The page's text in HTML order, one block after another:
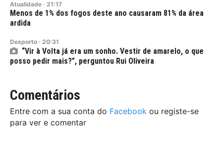
Atualidade · 21:17
Menos de 1% dos fogos deste ano causaram 81% da área
ardida
Desporto · 20:31
“Vir à Volta já era um sonho. Vestir de amarelo, o que
posso pedir mais?”, perguntou Rui Oliveira
Comentários
Entre com a sua conta do Facebook ou registe-se
para ver e comentar